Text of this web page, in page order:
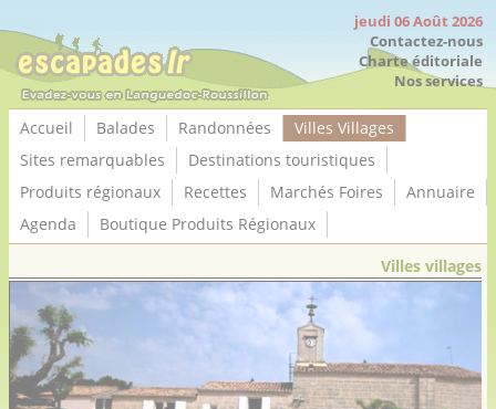
jeudi 06 Août 2026
Contactez-nous
Charte éditoriale
Nos services
Accueil Balades Randonnées
Villes Villages
Sites remarquables
Destinations touristiques
Produits régionaux
Recettes Marchés Foires
Annuaire
Agenda
Boutique Produits Régionaux
Villes villages